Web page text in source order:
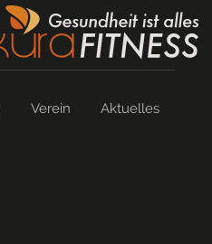
Verein Aktuelles